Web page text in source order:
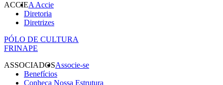
ACCIEA Accie
Diretoria
Diretrizes
PÓLO DE CULTURA
FRINAPE
ASSOCIADOSAssocie-se
Benefícios
Conheça Nossa Estrutura